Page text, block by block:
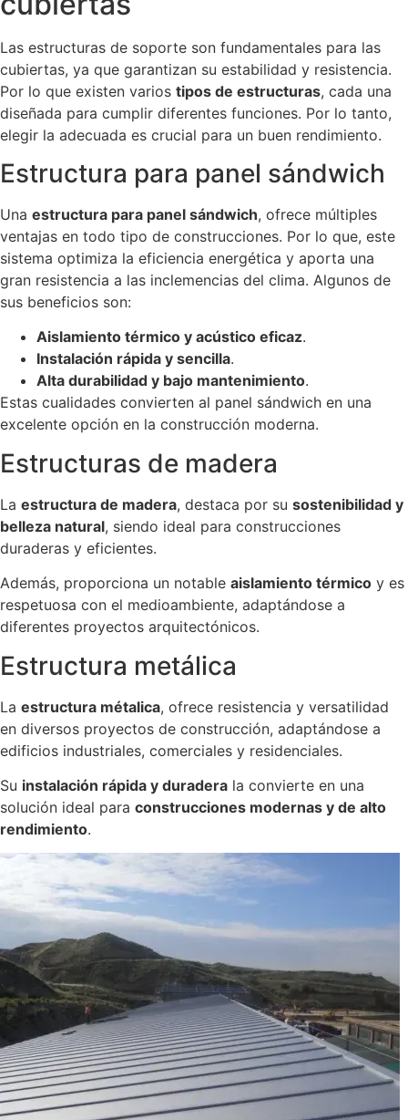
Las estructuras de soporte son fundamentales para las
cubiertas, ya que garantizan su estabilidad y resistencia.
Por lo que existen varios tipos de estructuras, cada una
diseñada para cumplir diferentes funciones. Por lo tanto,
elegir la adecuada es crucial para un buen rendimiento.
Estructura para panel sándwich
Una estructura para panel sándwich, ofrece múltiples
ventajas en todo tipo de construcciones. Por lo que, este
sistema optimiza la eficiencia energética y aporta una
gran resistencia a las inclemencias del clima. Algunos de
sus beneficios son:
Aislamiento térmico y acústico eficaz.
Instalación rápida y sencilla.
Alta durabilidad y bajo mantenimiento.
Estas cualidades convierten al panel sándwich en una
excelente opción en la construcción moderna.
Estructuras de madera
La estructura de madera, destaca por su sostenibilidad y
belleza natural, siendo ideal para construcciones
duraderas y eficientes.
Además, proporciona un notable aislamiento térmico y es
respetuosa con el medioambiente, adaptándose a
diferentes proyectos arquitectónicos.
Estructura metálica
La estructura métalica, ofrece resistencia y versatilidad
en diversos proyectos de construcción, adaptándose a
edificios industriales, comerciales y residenciales.
Su instalación rápida y duradera la convierte en una
solución ideal para construcciones modernas y de alto
rendimiento.